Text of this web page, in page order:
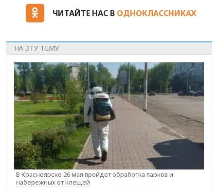
ЧИТАЙТЕ НАС В ОДНОКЛАССНИКАХ
НА ЭТУ ТЕМУ
В Красноярске 26 мая пройдет обработка парков и
набережных от клещей